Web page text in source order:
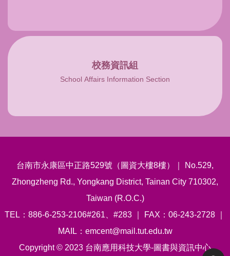
校務資訊組
School Affairs Information Section
台南市永康區中正路529號（圖資大樓8樓）｜ No.529,
Zhongzheng Rd., Yongkang District, Tainan City 710302,
Taiwan (R.O.C.)
TEL：886-6-253-2106#261、#283 ｜ FAX：06-243-2728 ｜
MAIL：emcent@mail.tut.edu.tw
Copyright © 2023 台南應用科技大學-圖書與資訊中心